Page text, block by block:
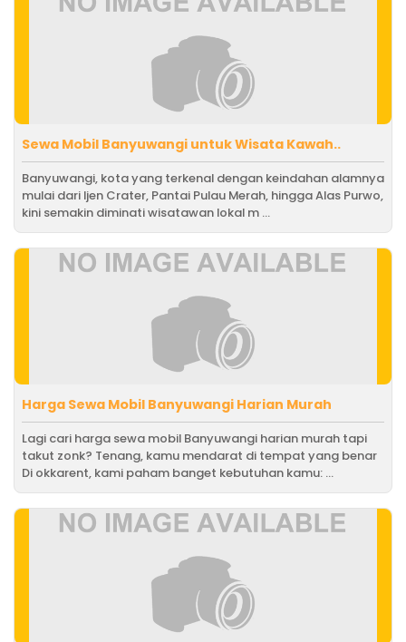
Sewa Mobil Banyuwangi untuk Wisata Kawah..
Banyuwangi, kota yang terkenal dengan keindahan alamnya
mulai dari Ijen Crater, Pantai Pulau Merah, hingga Alas Purwo,
kini semakin diminati wisatawan lokal m ...
Harga Sewa Mobil Banyuwangi Harian Murah
Lagi cari harga sewa mobil Banyuwangi harian murah tapi
takut zonk? Tenang, kamu mendarat di tempat yang benar
Di okkarent, kami paham banget kebutuhan kamu: ...